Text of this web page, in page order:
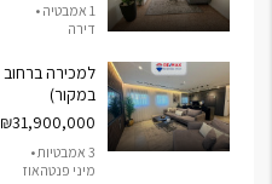
1 אמבטיה •
דירה
במקור)
₪31,900,000
3 אמבטיות •
מיני פנטהאוז